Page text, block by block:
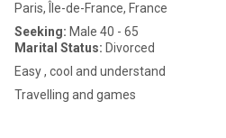
Paris, Île-de-France, France
Seeking: Male 40 - 65
Marital Status: Divorced
Easy , cool and understand
Travelling and games